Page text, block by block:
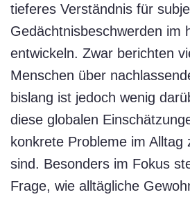
tieferes Verständnis für
Gedächtnisbeschwerden im
entwickeln. Zwar berichten
Menschen über
bislang ist jedoch wenig
diese globalen
konkrete Probleme im Alltag
sind. Besonders im Fokus
Frage, wie alltägliche